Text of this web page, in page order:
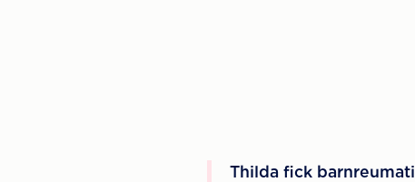
Thilda fick